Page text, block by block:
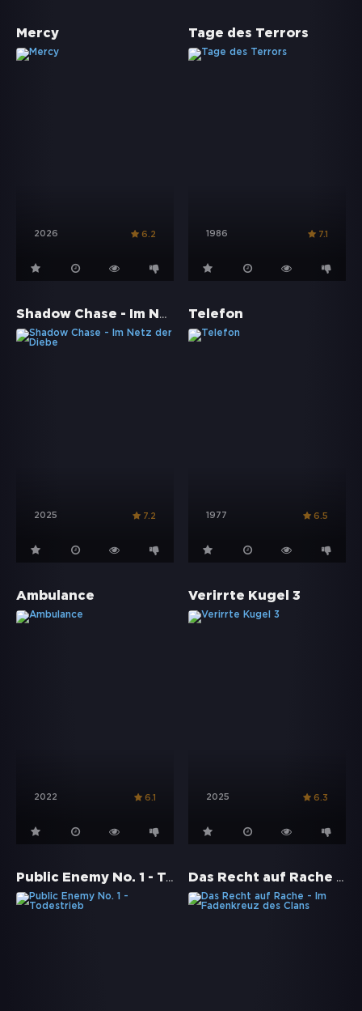
Mercy
2026 6.2
Tage des Terrors
1986 7.1
Shadow Chase - Im Netz der Diebe
2025 7.2
Telefon
1977 6.5
Ambulance
2022 6.1
Verirrte Kugel 3
2025 6.3
Public Enemy No. 1 - Todestrieb Das Recht auf Rache - Im Fadenkreuz des Clans